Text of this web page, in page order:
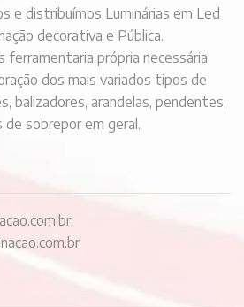
e distribuímos Luminárias em Led
decorativa e Pública.
ferramentaria própria necessária
dos mais variados tipos de
balizadores, arandelas, pendentes,
sobrepor em geral.